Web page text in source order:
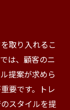
取り入れるこ
は、顧客のニ
提案が求めら
要です。トレ
スタイルを提